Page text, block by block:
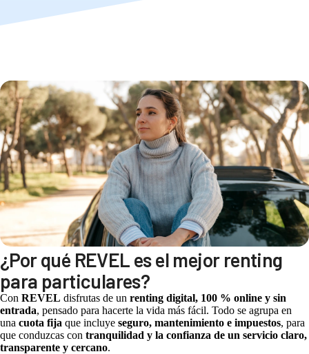
¿Por qué REVEL es el mejor renting
para particulares?
Con REVEL disfrutas de un renting digital, 100 % online y sin
entrada, pensado para hacerte la vida más fácil. Todo se agrupa en
una cuota fija que incluye seguro, mantenimiento e impuestos, para
que conduzcas con tranquilidad y la confianza de un servicio claro,
transparente y cercano.